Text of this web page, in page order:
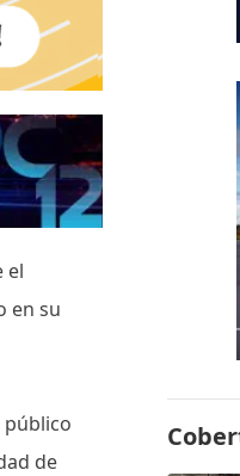
el
en su
de